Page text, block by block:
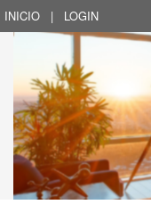
INICIO | LOGIN